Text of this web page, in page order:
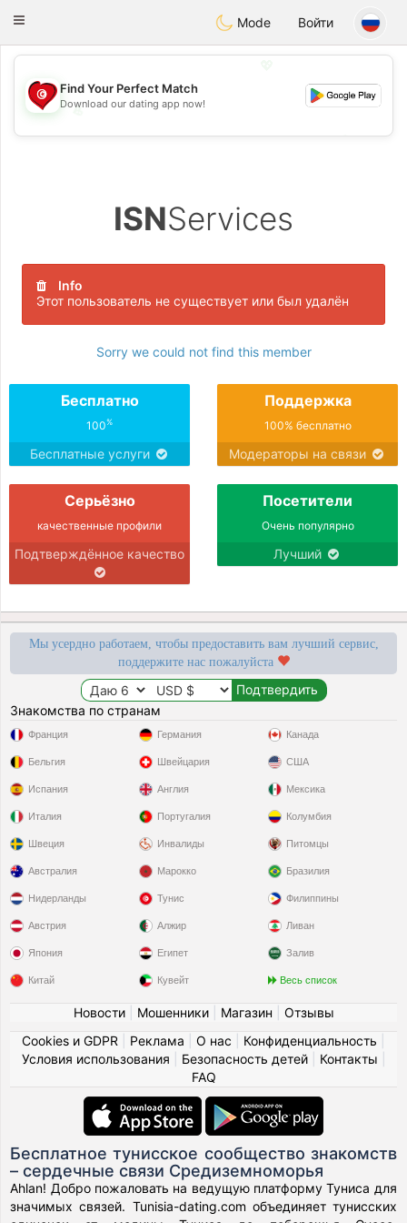
Tunisia Dating
Toggle
Mode Войти
💖
💕
Find Your Perfect Match
Download our dating app now!
ISNServices
Info
Этот пользователь не существует или был удалён
Sorry we could not find this member
Бесплатно
100%
Бесплатные услуги
Поддержка
100% бесплатно
Модераторы на связи
Серьёзно
качественные профили
Подтверждённое качество
Посетители
Очень популярно
Лучший
Мы усердно работаем, чтобы предоставить вам лучший сервис,
поддержите нас пожалуйста
Знакомства по странам
Франция
Бельгия
Испания
Италия
Швеция
Германия
Швейцария
Англия
Португалия
Инвалиды
Канада
США
Мексика
Колумбия
Питомцы
Австралия
Нидерланды
Австрия
Япония
Китай
Марокко
Тунис
Алжир
Египет
Кувейт
Бразилия
Филиппины
Ливан
Залив
Весь список
Новости| Мошенники| Магазин
Отзывы
Cookies и GDPR
Реклама О нас Конфиденциальность
Условия использования
Безопасность детей| Контакты
FAQ
Бесплатное тунисское сообщество знакомств
– сердечные связи Средиземноморья
Ahlan! Добро пожаловать на ведущую платформу Туниса для
значимых связей. Tunisia-dating.com объединяет тунисских